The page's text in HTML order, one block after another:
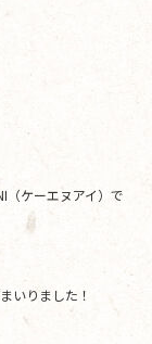
（ケーエヌアイ）で
いりました！